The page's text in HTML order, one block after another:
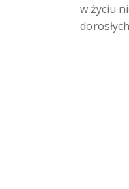
w życiu